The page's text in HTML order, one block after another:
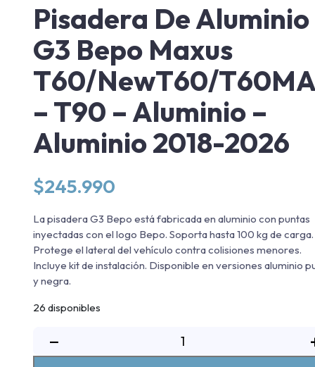
Pisadera De Aluminio
G3 Bepo Maxus
T60/NewT60/
– T90 – Aluminio –
Aluminio 2018-2026
$245.990
La pisadera G3 Bepo está fabricada en aluminio con puntas
inyectadas con el logo Bepo. Soporta hasta 100 kg de carga.
Protege el lateral del vehículo contra colisiones menores.
Incluye kit de instalación. Disponible en versiones aluminio
y negra.
26 disponibles
−
De